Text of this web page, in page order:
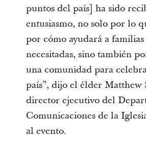
puntos del país] ha sido
entusiasmo, no solo por lo
por cómo ayudará a familias
necesitadas, sino también
una comunidad para
país”, dijo el élder Matthew
director ejecutivo del
Comunicaciones de la
al evento.